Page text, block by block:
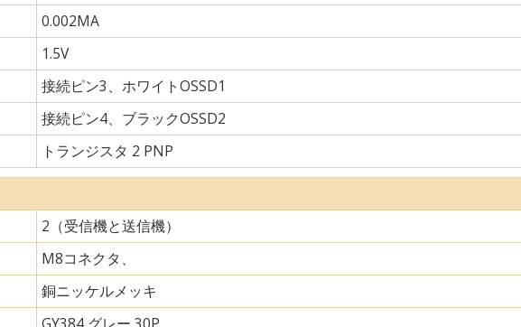
0.002MA
1.5V
接続ピン3、ホワイトOSSD1
接続ピン4、ブラックOSSD2
トランジスタ 2 PNP
2（受信機と送信機）
M8コネクタ、
銅ニッケルメッキ